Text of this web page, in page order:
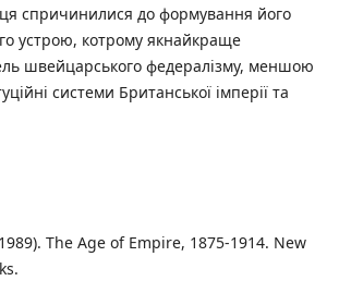
спричинилися до формування його
устрою, котрому якнайкраще
швейцарського федералізму, меншою
системи Британської імперії та
The Age of Empire, 1875-1914. New